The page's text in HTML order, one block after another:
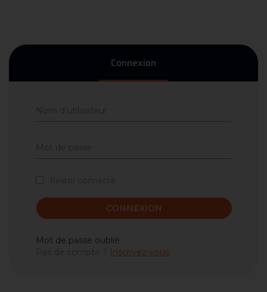
Connexion
CONNEXION
Mot de passe oublié
Inscrivez-vous